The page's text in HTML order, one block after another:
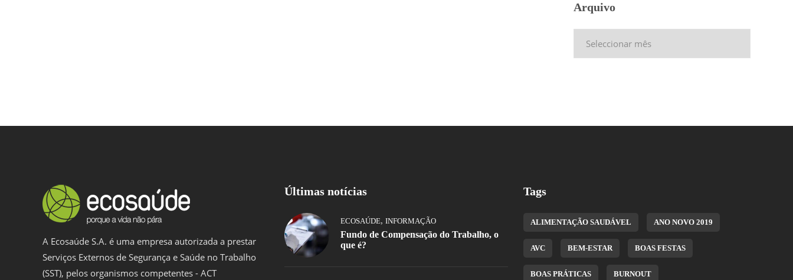
Arquivo
A Ecosaúde S.A. é uma empresa autorizada a prestar
Serviços Externos de Segurança e Saúde no Trabalho
(SST), pelos organismos competentes - ACT
Últimas notícias
ECOSAÚDE, INFORMAÇÃO
Fundo de Compensação do Trabalho, o
que é?
Tags
ALIMENTAÇÃO SAUDÁVEL ANO NOVO 2019
AVC BEM-ESTAR BOAS FESTAS
BOAS PRÁTICAS BURNOUT